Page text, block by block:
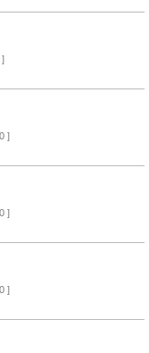
]
]
]
]